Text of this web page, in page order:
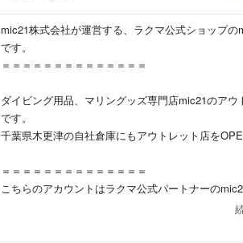
mic21株式会社が運営する、ラクマ公式ショップの
です。
＝＝＝＝＝＝＝＝＝＝＝＝＝＝
ダイビング用品、マリングッズ専門店mic21のアウ
です。
千葉県木更津の自社倉庫にもアウトレット店を
＝＝＝＝＝＝＝＝＝＝＝＝＝＝
こちらのアカウントはラクマ公式パートナーの